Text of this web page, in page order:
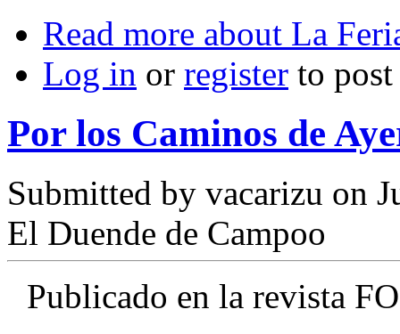
Read more about La
Log in or register to
Por los Caminos de
Submitted by vacarizu on
El Duende de Campoo
Publicado en la revista